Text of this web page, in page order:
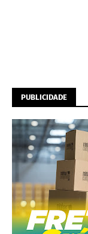
PUBLICIDADE